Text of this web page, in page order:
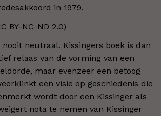
in 1979.
BY-NC-ND 2.0)
nooit neutraal. Kissingers boek is dan
relaas van de vorming van een
maar evenzeer een betoog
een visie op geschiedenis die
wordt door een Kissinger als
nota te nemen van Kissinger